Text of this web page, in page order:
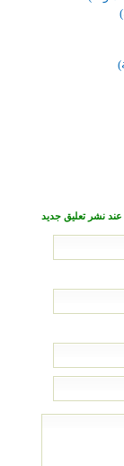
عند نشر تعليق جديد